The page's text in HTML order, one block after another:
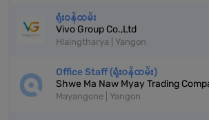
ရုံးဝန်ထမ်း
Vivo Group Co.,Ltd
Hlaingtharya | Yangon
Office Staff (ရုံးဝန်ထမ်း)
Shwe Ma Naw Myay Trading
Mayangone | Yangon